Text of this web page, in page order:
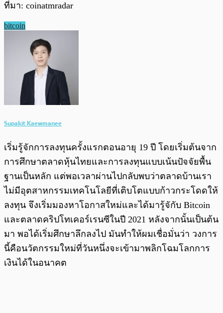
ที่มา: coinatmradar
bitcoin
Supakit Kaewmanee
เริ่มรู้จักการลงทุนครั้งแรกตอนอายุ 19 ปี โดยเริ่มต้นจาก
การศึกษาตลาดหุ้นไทยและการลงทุนแบบเน้นปัจจัยพื้น
ฐานเป็นหลัก แต่พอเวลาผ่านไปกลับพบว่าตลาดบ้านเรา
ไม่มีอุตสาหกรรมเทคโนโลยีที่เติบโตแบบก้าวกระโดดให้
ลงทุน จึงเริ่มมองหาโอกาสใหม่และได้มารู้จักับ Bitcoin
และตลาดคริปโทเคอร์เรนซีในปี 2021 หลังจากนั้นเป็นต้น
มา พอได้เริ่มศึกษาลึกลงไป มันทำให้ผมเชื่อมั่นว่า วงการ
นี้คือนวัตกรรมใหม่ที่วันหนึ่งจะเข้ามาพลิกโฉมโลกการ
เงินได้ในอนาคต